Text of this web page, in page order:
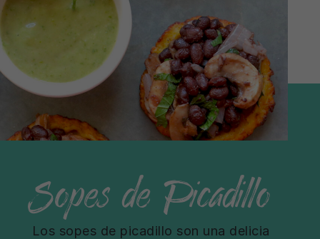
Sopes de Picadillo
Los sopes de picadillo son una delicia